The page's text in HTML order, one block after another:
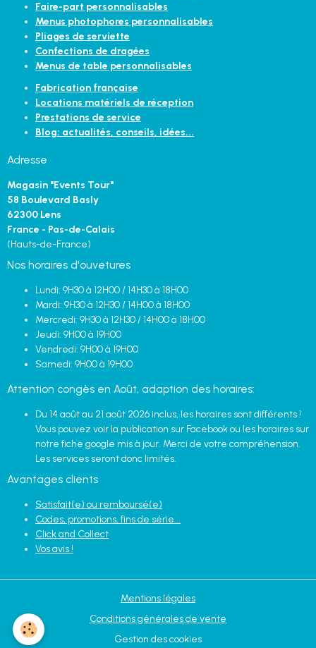
Faire-part personnalisables
Menus photophores personnalisables
Pliages de serviette
Confections de dragées
Menus de table personnalisables
Fabrication française
Locations matériels de réception
Prestations de service
Blog: actualités, conseils, idées...
Adresse
Magasin "Events Tour"
58 Boulevard Basly
62300 Lens
France - Pas-de-Calais
(Hauts-de-France)
Nos horaires d'ouvetures
Lundi: 9H30 à 12H00 / 14H30 à 18H00
Mardi: 9H30 à 12H30 / 14H00 à 18H00
Mercredi: 9H30 à 12H30 / 14H00 à 18H00
Jeudi: 9H00 à 19H00
Vendredi: 9H00 à 19H00
Samedi: 9H00 à 19H00
Attention congès en Août, adaption des horaires:
Du 14 août au 21 août 2026 inclus, les horaires sont différents !
Vous pouvez voir la publication sur Facebook ou les horaires sur
notre fiche google mis à jour. Merci de votre compréhension.
Les services seront donc limités.
Avantages clients
Satisfait(e) ou remboursé(e)
Codes, promotions, fins de série...
Click and Collect
Vos avis !
Mentions légales
Conditions générales de vente
Gestion des cookies